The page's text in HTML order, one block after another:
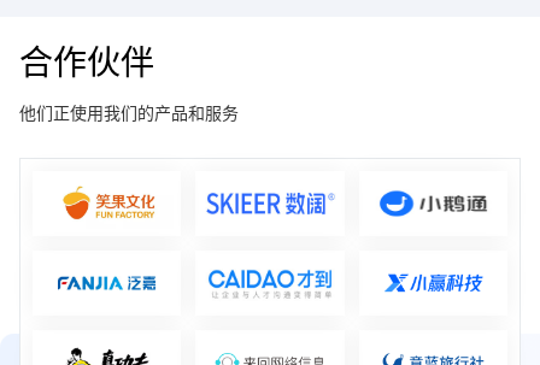
合作伙伴
他们正使用我们的产品和服务